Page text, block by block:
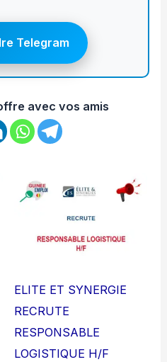
Telegram
avec vos amis
ELITE ET SYNERGIE
RECRUTE
RESPONSABLE
LOGISTIQUE H/F